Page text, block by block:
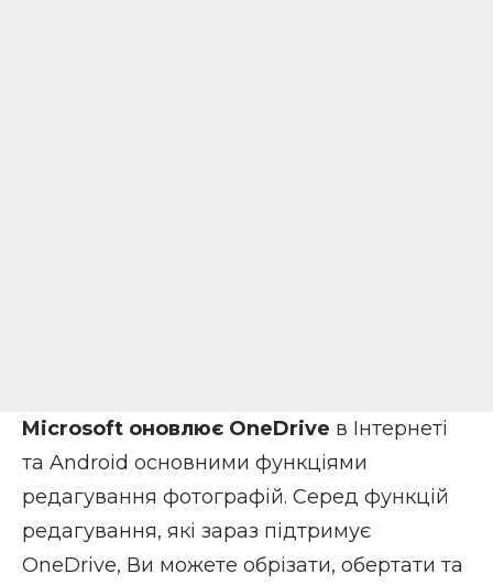
Microsoft оновлює OneDrive в Інтернеті
та Android основними функціями
редагування фотографій. Серед функцій
редагування, які зараз підтримує
OneDrive, Ви можете обрізати, обертати та